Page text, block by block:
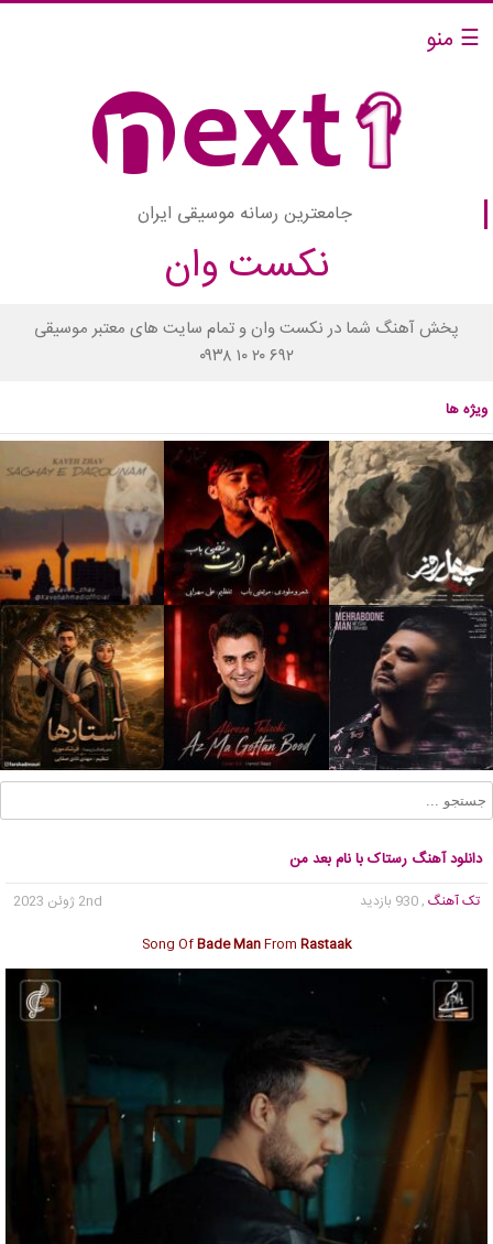
☰ منو
جامعترین رسانه موسیقی ایران
نکست وان
پخش آهنگ شما در نکست وان و تمام سایت های معتبر موسیقی
۰۹۳۸ ۱۰ ۲۰ ۶۹۲
ویژه ها
دانلود آهنگ رستاک با نام بعد من
تک آهنگ , 930 بازدید
2nd ژوئن 2023
Song OfBade ManFrom Rastaak